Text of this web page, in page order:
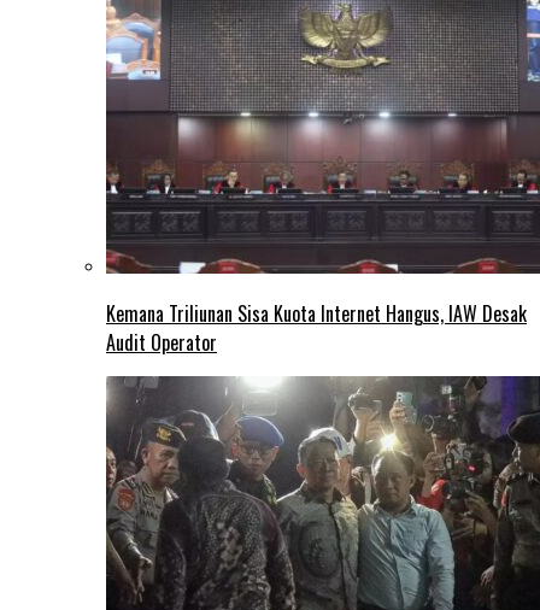
Kemana Triliunan Sisa Kuota Internet Hangus, IAW Desak
Audit Operator